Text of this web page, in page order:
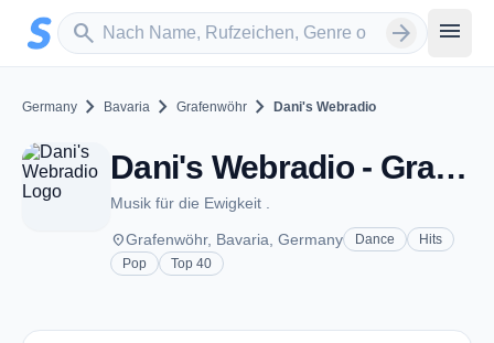
Zum Hauptinhalt springen
search
Sender suchen arrow_forward menu
Germany chevron_right Bavaria chevron_right Grafenwöhr chevron_right Dani's Webradio
Dani's Webradio - Grafenwöhr
Musik für die Ewigkeit .
placeGrafenwöhr, Bavaria, Germany Dance
Hits
Pop
Top 40